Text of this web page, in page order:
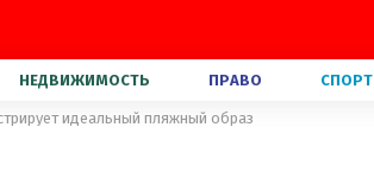
НЕДВИЖИМОСТЬ ПРАВО СПОРТ
идеальный пляжный образ